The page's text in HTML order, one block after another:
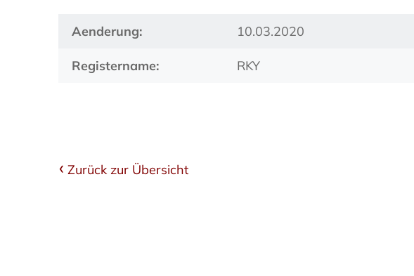
Aenderung: 10.03.2020
Registername: RKY
Zurück zur Übersicht